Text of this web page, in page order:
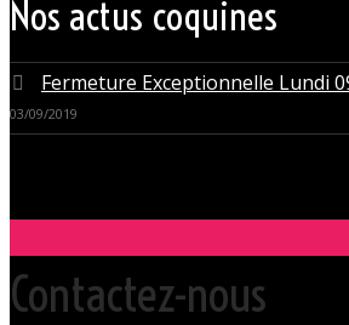
Nos actus coquines
Fermeture Exceptionnelle Lundi
03/09/2019
Contactez-nous